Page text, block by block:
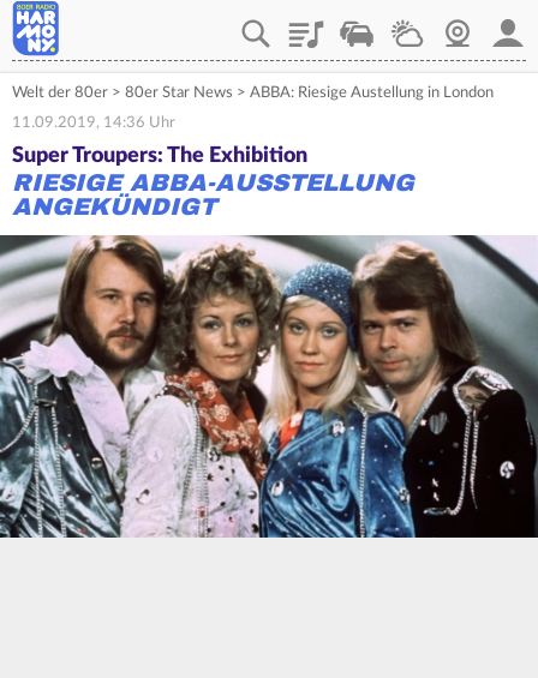
PlaylistVerkehrWetterWebcam
Welt der 80er > 80er Star News > ABBA: Riesige Austellung in London
11.09.2019, 14:36 Uhr
Super Troupers: The Exhibition
RIESIGE ABBA-AUSSTELLUNG
ANGEKÜNDIGT